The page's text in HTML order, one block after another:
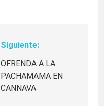
Siguiente:
OFRENDA A LA
PACHAMAMA EN
CANNAVA